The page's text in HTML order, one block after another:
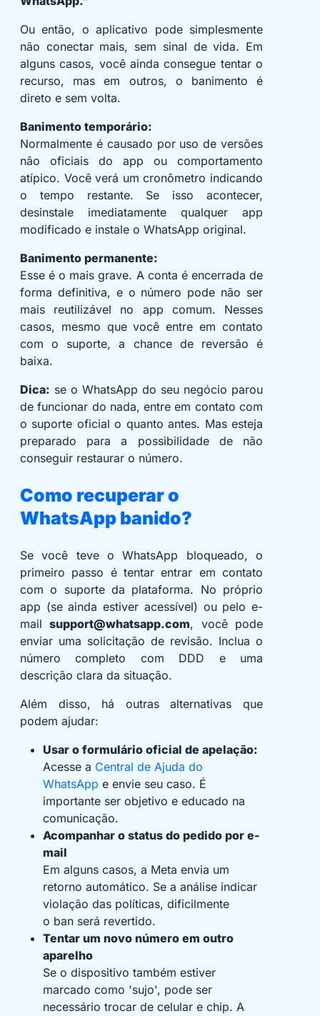
Ou então, o aplicativo pode simplesmente
não conectar mais, sem sinal de vida. Em
alguns casos, você ainda consegue tentar o
recurso, mas em outros, o banimento é
direto e sem volta.
Banimento temporário:
Normalmente é causado por uso de versões
não oficiais do app ou comportamento
atípico. Você verá um cronômetro indicando
o tempo restante. Se isso acontecer,
desinstale imediatamente qualquer app
modificado e instale o WhatsApp original.
Banimento permanente:
Esse é o mais grave. A conta é encerrada de
forma definitiva, e o número pode não ser
mais reutilizável no app comum. Nesses
casos, mesmo que você entre em contato
com o suporte, a chance de reversão é
baixa.
Dica: se o WhatsApp do seu negócio parou
de funcionar do nada, entre em contato com
o suporte oficial o quanto antes. Mas esteja
preparado para a possibilidade de não
conseguir restaurar o número.
Como recuperar o
WhatsApp banido?
Se você teve o WhatsApp bloqueado, o
primeiro passo é tentar entrar em contato
com o suporte da plataforma. No próprio
app (se ainda estiver acessível) ou pelo e-
mailsupport@whatsapp.com, você pode
enviar uma solicitação de revisão. Inclua o
número completo com DDD e uma
descrição clara da situação.
Além disso, há outras alternativas que
podem ajudar:
Usar o formulário oficial de apelação:
Acesse a Central de Ajuda do
WhatsApp e envie seu caso. É
importante ser objetivo e educado na
comunicação.
Acompanhar o status do pedido por e-
mail
Em alguns casos, a Meta envia um
retorno automático. Se a análise indicar
violação das políticas, dificilmente
o ban será revertido.
Tentar um novo número em outro
aparelho
Se o dispositivo também estiver
marcado como 'sujo', pode ser
necessário trocar de celular e chip. A